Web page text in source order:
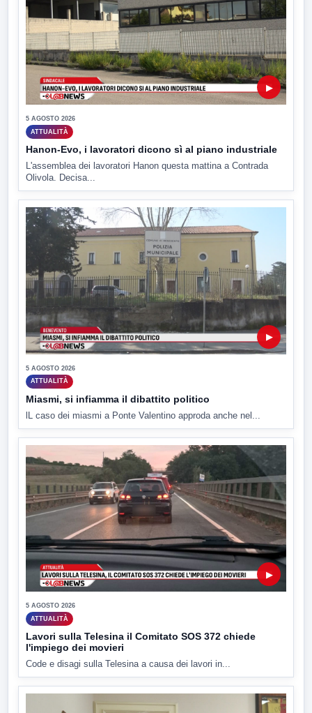
▶
5 AGOSTO 2026
ATTUALITÀ
Hanon-Evo, i lavoratori dicono sì al piano industriale
L'assemblea dei lavoratori Hanon questa mattina a Contrada
Olivola. Decisa...
▶
5 AGOSTO 2026
ATTUALITÀ
Miasmi, si infiamma il dibattito politico
lL caso dei miasmi a Ponte Valentino approda anche nel...
▶
5 AGOSTO 2026
ATTUALITÀ
Lavori sulla Telesina il Comitato SOS 372 chiede
l'impiego dei movieri
Code e disagi sulla Telesina a causa dei lavori in...